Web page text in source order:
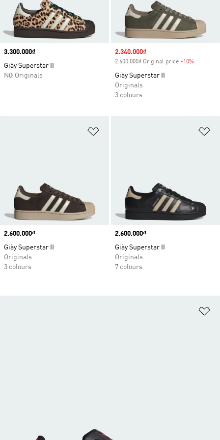
Price
3.300.000₫
Giày Superstar II
Nữ Originals
Sale price
2.340.000₫
2.600.000₫ Original price -10%
Giày Superstar II
Originals
3 colours
Price
2.600.000₫
Giày Superstar II
Originals
3 colours
Price
2.600.000₫
Giày Superstar II
Originals
7 colours